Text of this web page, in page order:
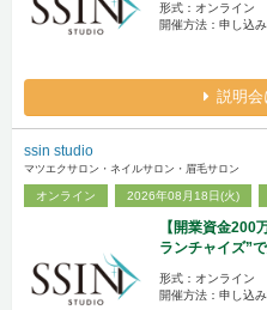
形式：オンライン
開催方法：申し込
説明会
ssin studio
マツエクサロン・ネイルサロン・眉毛サロン
オンライン 2026年08月18日(火)
【開業資金200
ランチャイズ”
形式：オンライン
開催方法：申し込